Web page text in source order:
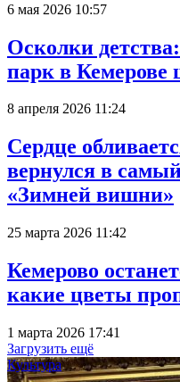
6 мая 2026 10:57
Осколки
парк в Кемерове
8 апреля 2026 11:24
Сердце
вернулся в
«Зимней вишни»
25 марта 2026 11:42
Кемерово
какие цветы
1 марта 2026 17:41
Загрузить ещё
Культура